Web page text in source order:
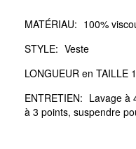
MATÉRIAU: 100%
STYLE: Veste
LONGUEUR en TAILLE
ENTRETIEN: Lavage à
à 3 points, suspendre